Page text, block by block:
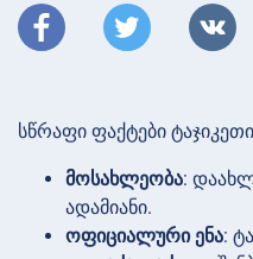
სწრაფი ფაქტები
მოსახლეობა:
ადამიანი.
ოფიციალური ენა: